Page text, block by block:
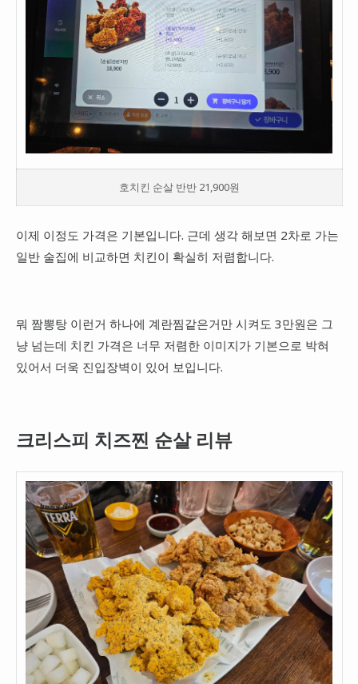
호치킨 순살 반반 21,900원
이제 이정도 가격은 기본입니다. 근데 생각 해보면 2차로 가는
일반 술집에 비교하면 치킨이 확실히 저렴합니다.
뭐 짬뽕탕 이런거 하나에 계란찜같은거만 시켜도 3만원은 그
냥 넘는데 치킨 가격은 너무 저렴한 이미지가 기본으로 박혀
있어서 더욱 진입장벽이 있어 보입니다.
크리스피 치즈찐 순살 리뷰